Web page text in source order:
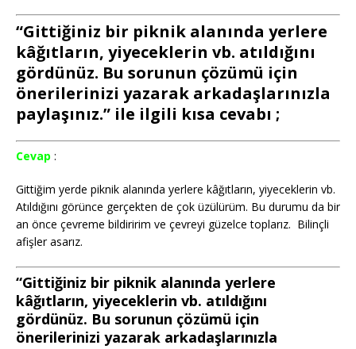
“Gittiğiniz bir piknik alanında yerlere
kâğıtların, yiyeceklerin vb. atıldığını
gördünüz. Bu sorunun çözümü için
önerilerinizi yazarak arkadaşlarınızla
paylaşınız.” ile ilgili kısa cevabı ;
Cevap :
Gittiğim yerde piknik alanında yerlere kâğıtların, yiyeceklerin vb.
Atıldığını görünce gerçekten de çok üzülürüm. Bu durumu da bir
an önce çevreme bildiririm ve çevreyi güzelce toplarız. Bilinçli
afişler asarız.
“Gittiğiniz bir piknik alanında yerlere
kâğıtların, yiyeceklerin vb. atıldığını
gördünüz. Bu sorunun çözümü için
önerilerinizi yazarak arkadaşlarınızla